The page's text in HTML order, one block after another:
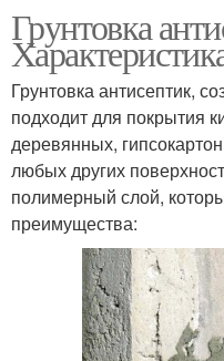
Грунтовка
Грунтовка антисептик,
подходит для покрытия
деревянных,
любых других
полимерный слой,
преимущества: